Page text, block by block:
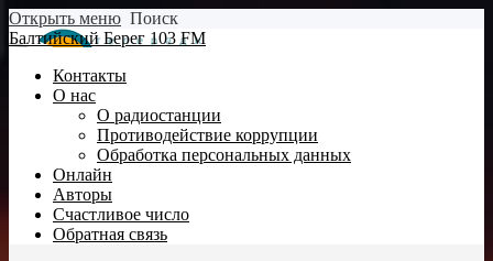
Открыть меню Поиск
Балтийский Берег 103 FM
Контакты
О нас
О радиостанции
Противодействие коррупции
Обработка персональных данных
Онлайн
Авторы
Счастливое число
Обратная связь